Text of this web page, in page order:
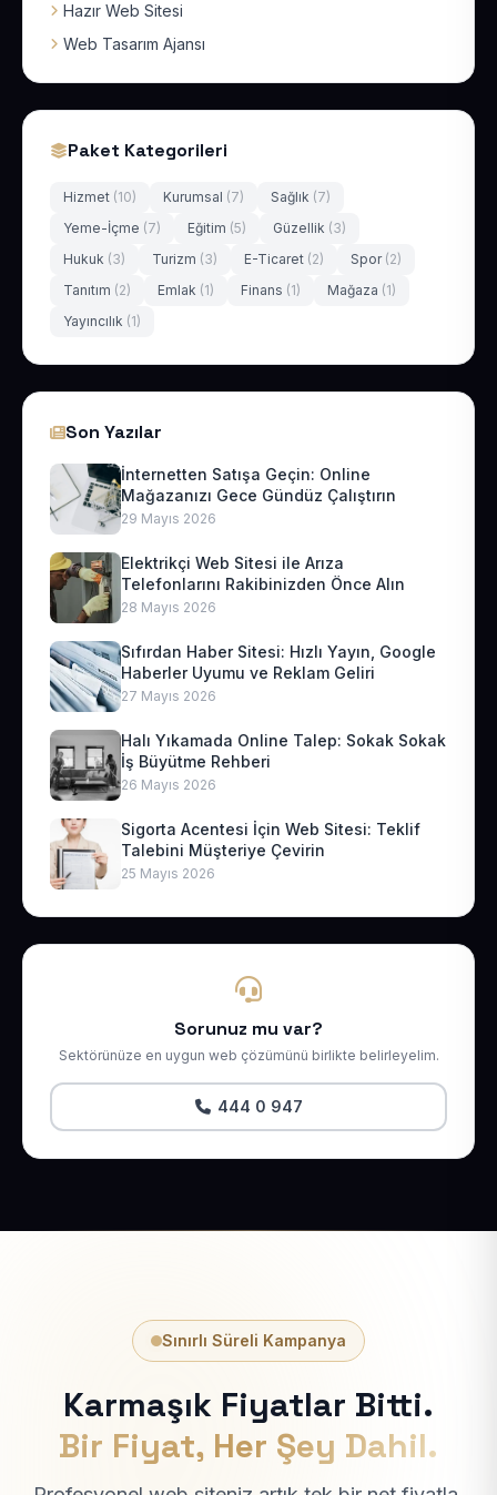
Hazır Web Sitesi
Web Tasarım Ajansı
Paket Kategorileri
Hizmet (10) Kurumsal (7) Sağlık (7)
Yeme-İçme (7) Eğitim (5) Güzellik (3)
Hukuk (3) Turizm (3) E-Ticaret (2) Spor (2)
Tanıtım (2) Emlak (1) Finans (1) Mağaza (1)
Yayıncılık (1)
Son Yazılar
İnternetten Satışa Geçin: Online
Mağazanızı Gece Gündüz Çalıştırın
29 Mayıs 2026
Elektrikçi Web Sitesi ile Arıza
Telefonlarını Rakibinizden Önce Alın
28 Mayıs 2026
Sıfırdan Haber Sitesi: Hızlı Yayın, Google
Haberler Uyumu ve Reklam Geliri
27 Mayıs 2026
Halı Yıkamada Online Talep: Sokak Sokak
İş Büyütme Rehberi
26 Mayıs 2026
Sigorta Acentesi İçin Web Sitesi: Teklif
Talebini Müşteriye Çevirin
25 Mayıs 2026
Sorunuz mu var?
Sektörünüze en uygun web çözümünü birlikte belirleyelim.
444 0 947
Sınırlı Süreli Kampanya
Karmaşık Fiyatlar Bitti.
Bir Fiyat, Her Şey Dahil.